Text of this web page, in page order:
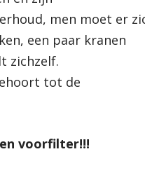
men moet er
een paar kranen
zichzelf.
tot de
voorfilter!!!